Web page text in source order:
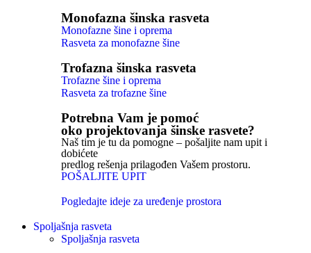
Monofazna šinska rasveta
Monofazne šine i oprema
Rasveta za monofazne šine
Trofazna šinska rasveta
Trofazne šine i oprema
Rasveta za trofazne šine
Potrebna Vam je pomoć
oko projektovanja šinske rasvete?
Naš tim je tu da pomogne – pošaljite nam upit i
dobićete
predlog rešenja prilagođen Vašem prostoru.
POŠALJITE UPIT
Pogledajte ideje za uređenje prostora
Spoljašnja rasveta
Spoljašnja rasveta